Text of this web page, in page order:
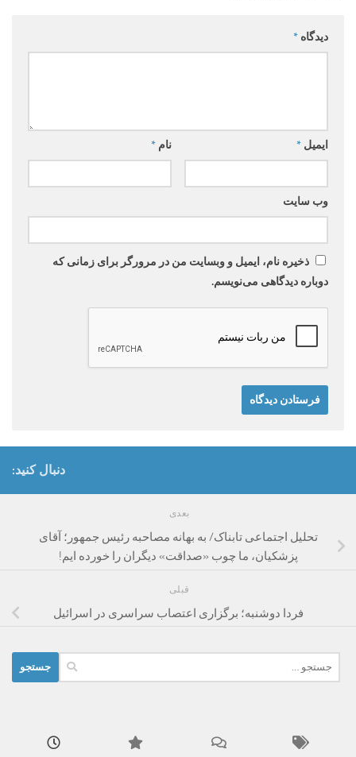
دیدگاه *
نام * ایمیل *
وب‌ سایت
ذخیره نام، ایمیل و وبسایت من در مرورگر برای زمانی که
دوباره دیدگاهی می‌نویسم.
دنبال کنید:
بعدی
تحلیل اجتماعی تابناک/ به بهانه مصاحبه رئیس جمهور؛ آقای
پزشکیان، ما چوب «صداقت» دیگران را خورده ایم!
قبلی
فردا دوشنبه؛ برگزاری اعتصاب سراسری در اسرائیل
برای: